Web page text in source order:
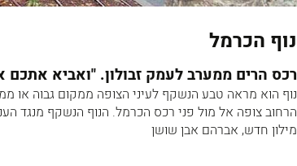
נוף הכרמל
רכס הרים ממערב לעמק זבולון. "ואביא אתכם
נוף הוא מראה טבע הנשקף לעיני הצופה ממקום גבוה
הרחוב צופה אל מול פני רכס הכרמל. הנוף הנשקף מנגד
מילון חדש, אברהם אבן שושן